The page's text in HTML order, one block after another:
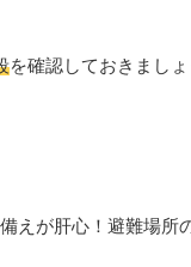
を確認しておきましょ